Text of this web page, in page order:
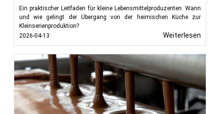
Ein praktischer Leitfaden für kleine Lebensmittelproduzenten: Wann
und wie gelingt der Übergang von der heimischen Küche zur
Kleinserienproduktion?
2026-04-13
Weiterlesen